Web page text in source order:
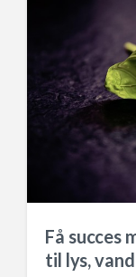
Få succes
til lys,